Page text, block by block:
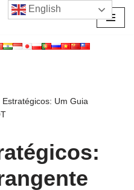
Estratégicos: Um Guia
English